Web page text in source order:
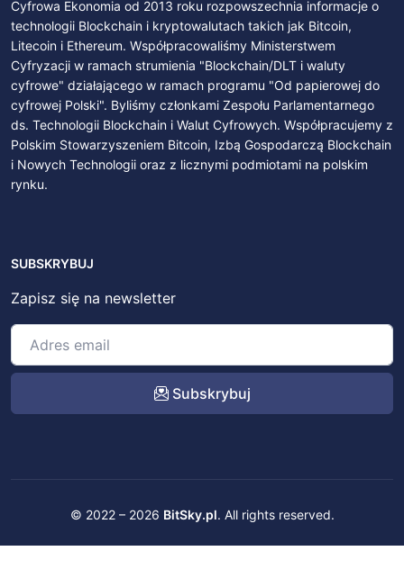
Cyfrowa Ekonomia od 2013 roku rozpowszechnia informacje o
technologii Blockchain i kryptowalutach takich jak Bitcoin,
Litecoin i Ethereum. Współpracowaliśmy Ministerstwem
Cyfryzacji w ramach strumienia "Blockchain/DLT i waluty
cyfrowe" działającego w ramach programu "Od papierowej do
cyfrowej Polski". Byliśmy członkami Zespołu Parlamentarnego
ds. Technologii Blockchain i Walut Cyfrowych. Współpracujemy z
Polskim Stowarzyszeniem Bitcoin, Izbą Gospodarczą Blockchain
i Nowych Technologii oraz z licznymi podmiotami na polskim
rynku.
SUBSKRYBUJ
Zapisz się na newsletter
Subskrybuj
© 2022 – 2026 BitSky.pl. All rights reserved.